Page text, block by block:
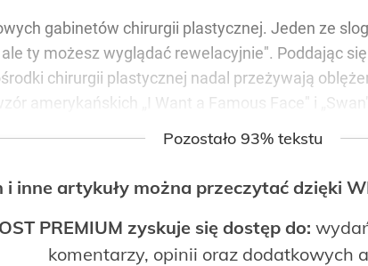
gabinetów chirurgii plastycznej. Jeden ze
ty możesz wyglądać rewelacyjnie". Poddając
chirurgii plastycznej nadal przeżywają
amerykańskich „I Want a Famous Face" i
Pozostało 93% tekstu
i inne artykuły można przeczytać dzięki
PREMIUM zyskuje się dostęp do:
komentarzy, opinii oraz dodatkowych